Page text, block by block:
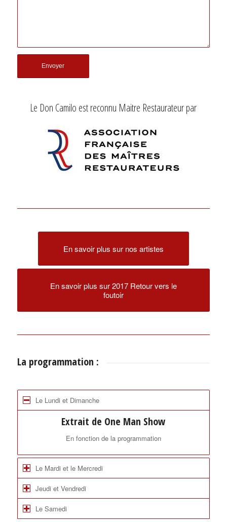
Le Don Camilo est reconnu Maitre Restaurateur par
En savoir plus sur nos artistes
En savoir plus sur 2017 Retour vers le
foutoir
La programmation :
Le Lundi et Dimanche
Extrait de One Man Show
En fonction de la programmation
Le Mardi et le Mercredi
Jeudi et Vendredi
Le Samedi